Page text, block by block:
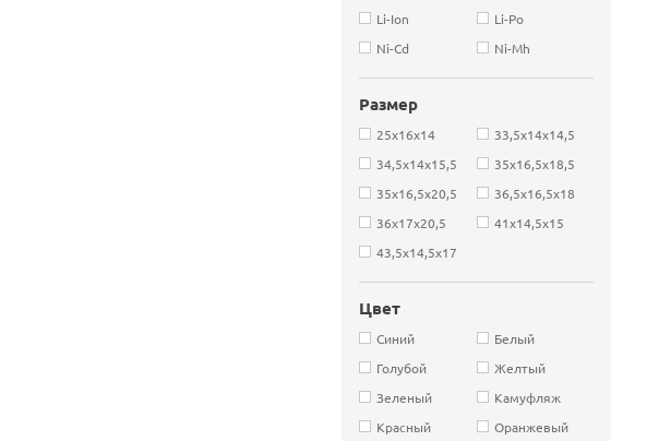
Li-Ion
Li-Po
Ni-Cd
Ni-Mh
Размер
25х16х14
33,5х14х14,5
34,5х14х15,5
35х16,5х18,5
35х16,5х20,5
36,5х16,5х18
36х17х20,5
41х14,5х15
43,5х14,5х17
Цвет
Cиний
Белый
Голубой
Желтый
Зеленый
Камуфляж
Красный
Оранжевый